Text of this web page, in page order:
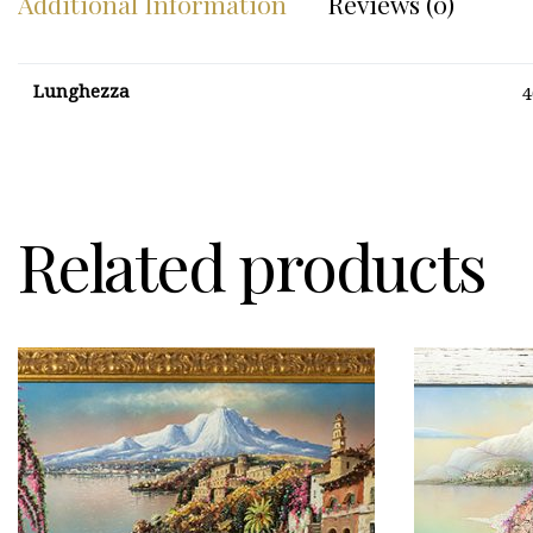
Lunghezza
Related products